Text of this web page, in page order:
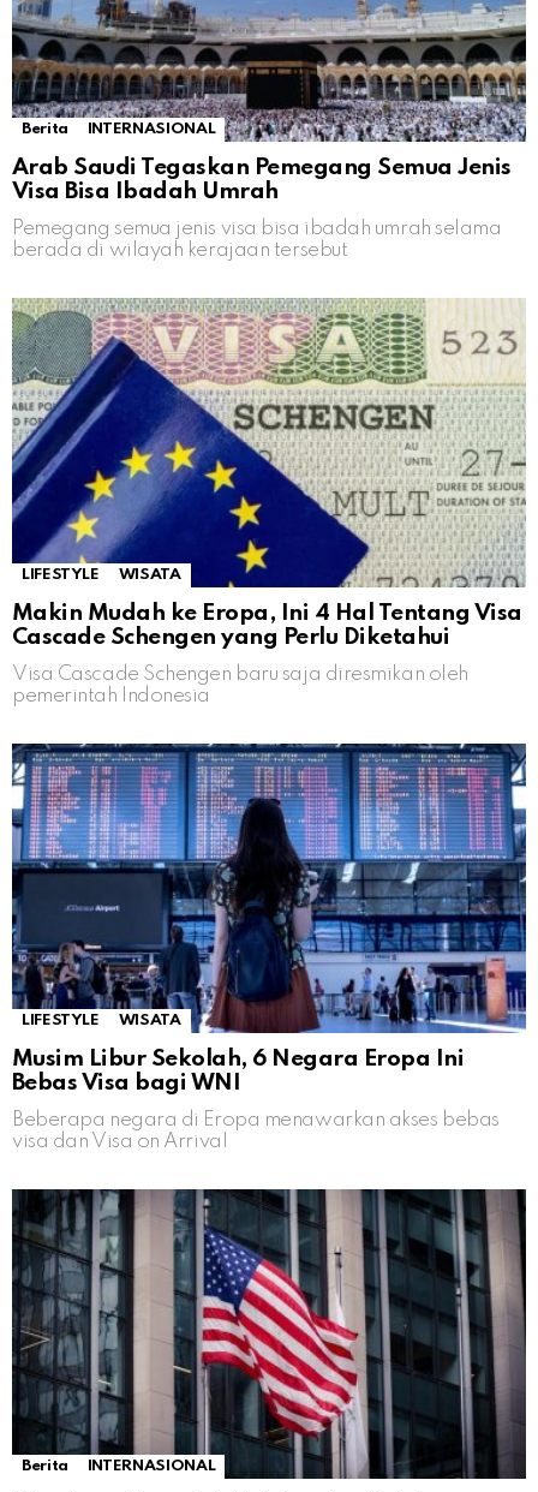
Berita INTERNASIONAL
Arab Saudi Tegaskan Pemegang Semua Jenis
Visa Bisa Ibadah Umrah
Pemegang semua jenis visa bisa ibadah umrah selama
berada di wilayah kerajaan tersebut
LIFESTYLE WISATA
Makin Mudah ke Eropa, Ini 4 Hal Tentang Visa
Cascade Schengen yang Perlu Diketahui
Visa Cascade Schengen baru saja diresmikan oleh
pemerintah Indonesia
LIFESTYLE WISATA
Musim Libur Sekolah, 6 Negara Eropa Ini
Bebas Visa bagi WNI
Beberapa negara di Eropa menawarkan akses bebas
visa dan Visa on Arrival
Berita INTERNASIONAL